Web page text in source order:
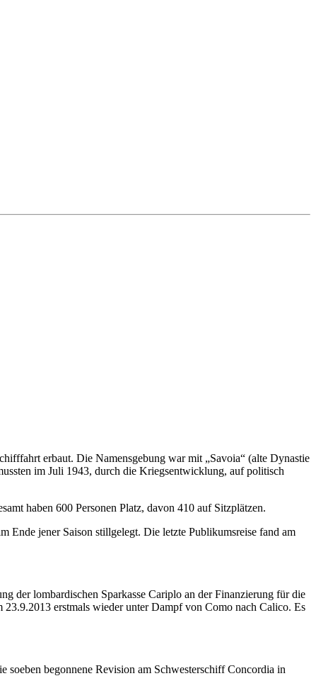
erbaut. Die Namensgebung war mit „Savoia“ (alte Dynastie
im Juli 1943, durch die Kriegsentwicklung, auf politisch
haben 600 Personen Platz, davon 410 auf Sitzplätzen.
Ende jener Saison stillgelegt. Die letzte Publikumsreise fand am
der lombardischen Sparkasse Cariplo an der Finanzierung für die
erstmals wieder unter Dampf von Como nach Calico. Es
soeben begonnene Revision am Schwesterschiff Concordia in